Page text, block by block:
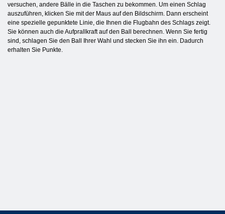
versuchen, andere Bälle in die Taschen zu bekommen. Um einen Schlag
auszuführen, klicken Sie mit der Maus auf den Bildschirm. Dann erscheint
eine spezielle gepunktete Linie, die Ihnen die Flugbahn des Schlags zeigt.
Sie können auch die Aufprallkraft auf den Ball berechnen. Wenn Sie fertig
sind, schlagen Sie den Ball Ihrer Wahl und stecken Sie ihn ein. Dadurch
erhalten Sie Punkte.